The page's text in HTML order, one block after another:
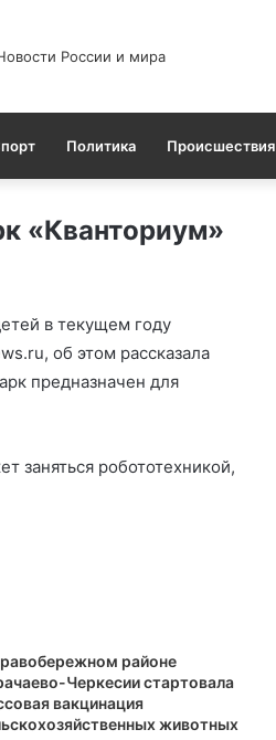
Политика Происшествия
«Кванториум»
в текущем году
об этом рассказала
предназначен для
заняться робототехникой,
районе
Черкесии стартовала
вакцинация
животных